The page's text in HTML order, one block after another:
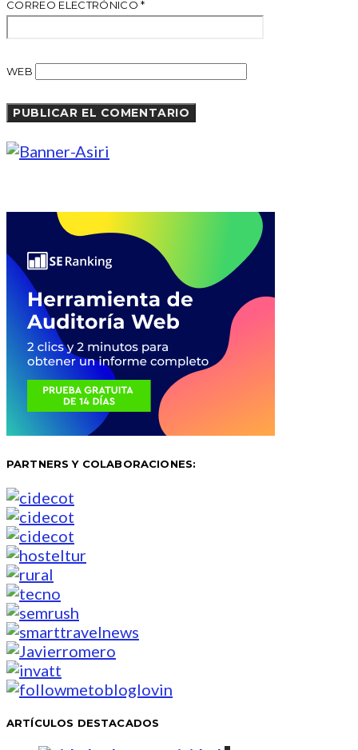
CORREO ELECTRÓNICO*
WEB
PARTNERS Y COLABORACIONES:
ARTÍCULOS DESTACADOS